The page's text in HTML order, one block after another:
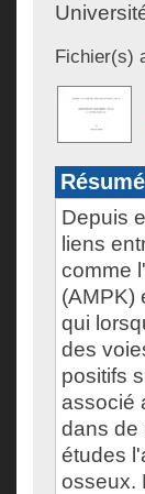
Fichier(s)
Résumé
Depuis
liens
comme
(AMPK)
qui
des
positifs
associé
dans de
études
osseux.